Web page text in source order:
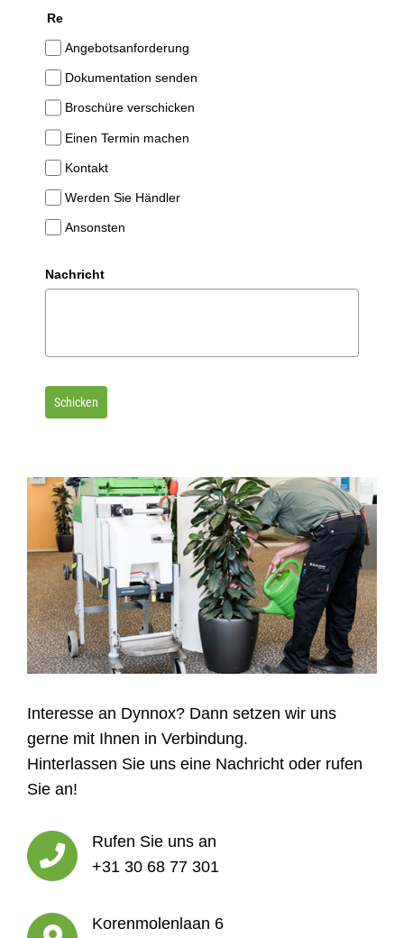
Kontakt
Shop
Interesse an Dynnox? Dann setzen wir uns
gerne mit Ihnen in Verbindung.
Hinterlassen Sie uns eine Nachricht oder rufen
Sie an!
Rufen Sie uns an
+31 30 68 77 301
Korenmolenlaan 6
Re
Angebotsanforderung
Dokumentation senden
Broschüre verschicken
Einen Termin machen
Kontakt
Werden Sie Händler
Ansonsten
Nachricht
Schicken